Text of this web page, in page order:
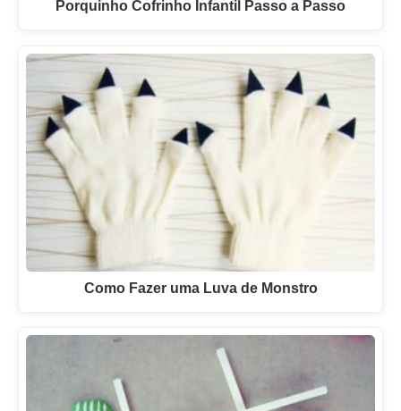
Porquinho Cofrinho Infantil Passo a Passo
Como Fazer uma Luva de Monstro